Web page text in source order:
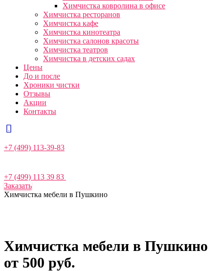
Химчистка ковролина в офисе
Химчистка ресторанов
Химчистка кафе
Химчистка кинотеатра
Химчистка салонов красоты
Химчистка театров
Химчистка в детских садах
Цены
До и после
Хроники чистки
Отзывы
Акции
Контакты
+7 (499) 113-39-83
+7 (499) 113 39 83
Заказать
Химчистка мебели в Пушкино
Химчистка мебели в Пушкино
от 500 руб.